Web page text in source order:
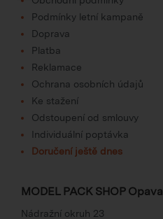
Podmínky letní kampaně
Doprava
Platba
Reklamace
Ochrana osobních údajů
Ke stažení
Odstoupení od smlouvy
Individuální poptávka
Doručení ještě dnes
MODEL PACK SHOP Opava
Nádražní okruh 23